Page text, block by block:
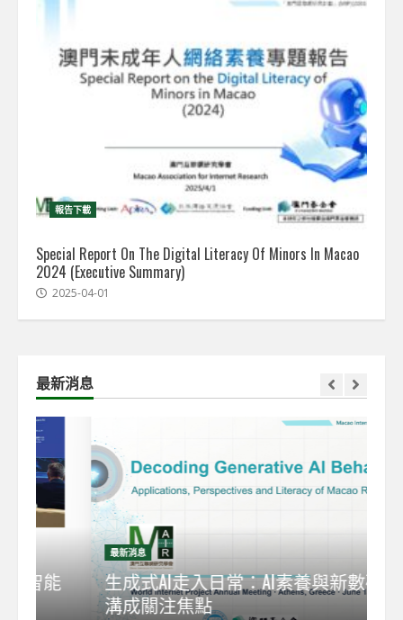
報告下載
Special Report On The Digital Literacy Of Minors In Macao
2024 (Executive Summary)
2025-04-01
最新消息
生成式AI走入日常：AI素養與新數碼鴻
溝成關注焦點